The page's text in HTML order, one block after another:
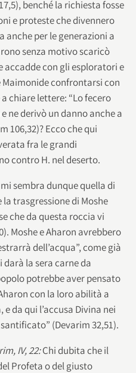
benché la richiesta fosse
e proteste che divennero
per le generazioni a
senza motivo scaricò
accadde con gli esploratori e
confrontarsi con
chiare lettere: “Lo fecero
ne derivò un danno anche a
106,32)? Ecco che qui
fra le grandi
contro H. nel deserto.
sembra dunque quella di
la trasgressione di Moshe
che da questa roccia vi
Moshe e Aharon avrebbero
dell’acqua”, come già
darà la sera carne da
potrebbe aver pensato
con la loro abilità a
da qui l’accusa Divina nei
(Devarim 32,51).
IV, 22:Chi dubita che il
Profeta o del giusto